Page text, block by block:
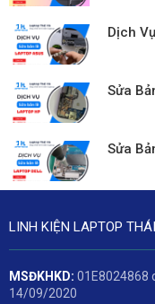
Dịch
Sửa
Sửa
LINH KIỆN LAPTOP
MSĐKHKD: 01E8024868
14/09/2020